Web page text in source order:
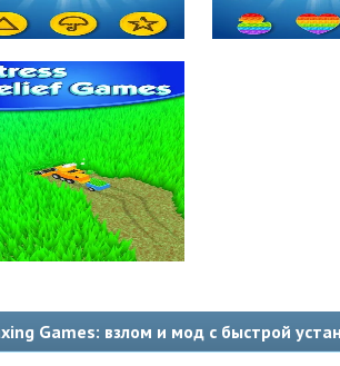
Games: взлом и мод с быстрой